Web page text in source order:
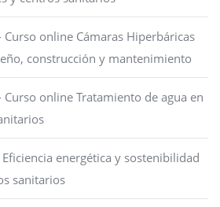
Curso online Cámaras Hiperbáricas
construcción y mantenimiento
Curso online Tratamiento de agua en
energética y sostenibilidad
sanitarios